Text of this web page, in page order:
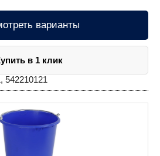
варианты
в 1 клик
542210121